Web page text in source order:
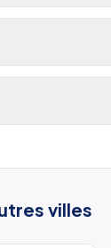
villes